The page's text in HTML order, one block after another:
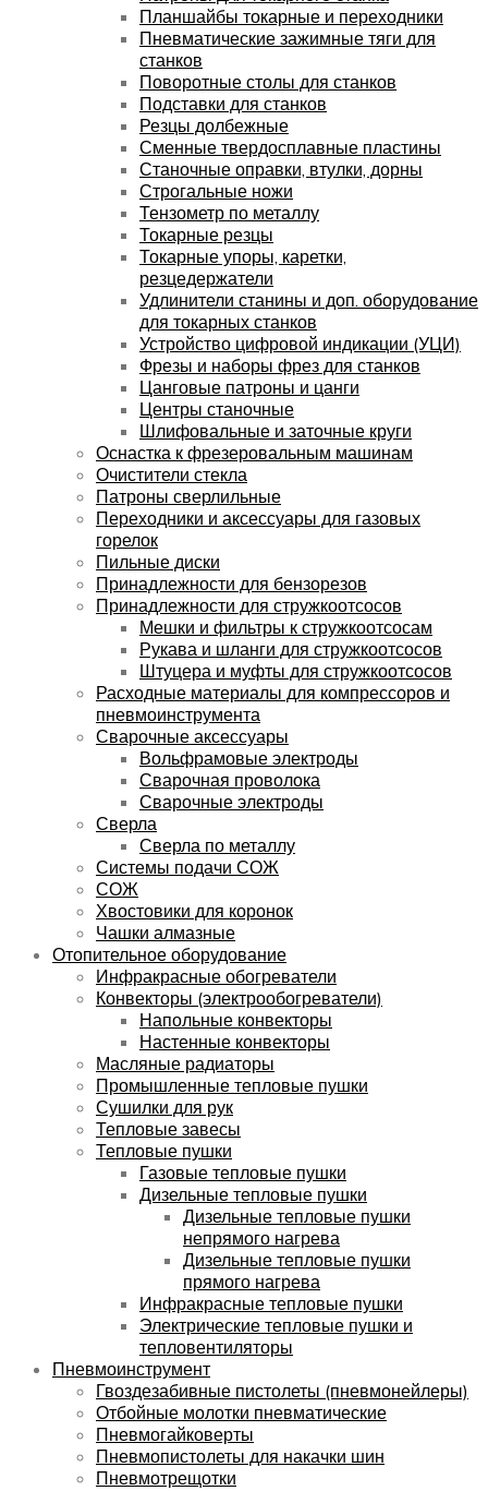
Планшайбы токарные и переходники
Пневматические зажимные тяги для
станков
Поворотные столы для станков
Подставки для станков
Резцы долбежные
Сменные твердосплавные пластины
Станочные оправки, втулки, дорны
Строгальные ножи
Тензометр по металлу
Токарные резцы
Токарные упоры, каретки,
резцедержатели
Удлинители станины и доп. оборудование
для токарных станков
Устройство цифровой индикации (УЦИ)
Фрезы и наборы фрез для станков
Цанговые патроны и цанги
Центры станочные
Шлифовальные и заточные круги
Оснастка к фрезеровальным машинам
Очистители стекла
Патроны сверлильные
Переходники и аксессуары для газовых
горелок
Пильные диски
Принадлежности для бензорезов
Принадлежности для стружкоотсосов
Мешки и фильтры к стружкоотсосам
Рукава и шланги для стружкоотсосов
Штуцера и муфты для стружкоотсосов
Расходные материалы для компрессоров и
пневмоинструмента
Сварочные аксессуары
Вольфрамовые электроды
Сварочная проволока
Сварочные электроды
Сверла
Сверла по металлу
Системы подачи СОЖ
СОЖ
Хвостовики для коронок
Чашки алмазные
Отопительное оборудование
Инфракрасные обогреватели
Конвекторы (электрообогреватели)
Напольные конвекторы
Настенные конвекторы
Масляные радиаторы
Промышленные тепловые пушки
Сушилки для рук
Тепловые завесы
Тепловые пушки
Газовые тепловые пушки
Дизельные тепловые пушки
Дизельные тепловые пушки
непрямого нагрева
Дизельные тепловые пушки
прямого нагрева
Инфракрасные тепловые пушки
Электрические тепловые пушки и
тепловентиляторы
Пневмоинструмент
Гвоздезабивные пистолеты (пневмонейлеры)
Отбойные молотки пневматические
Пневмогайковерты
Пневмопистолеты для накачки шин
Пневмотрещотки